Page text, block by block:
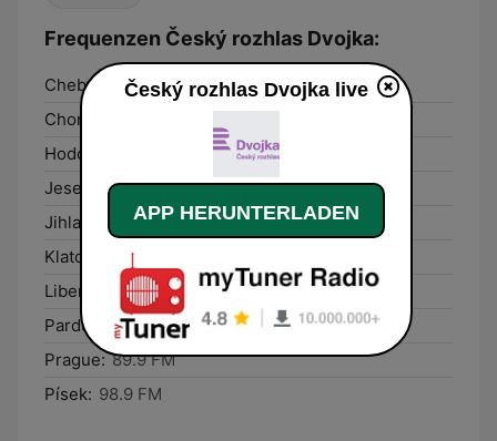
Frequenzen Český rozhlas Dvojka:
Cheb:
100.1 FM
Chomutov:
Hodonín:
Jeseník: 88.7 FM
Jihlava:
107.1 FM
Klatovy:
90.3 FM
Liberec:
89.9 FM
Pardubice: 100.1 FM
Prague: 89.9 FM
Písek: 98.9 FM
Český rozhlas Dvojka live
APP HERUNTERLADEN